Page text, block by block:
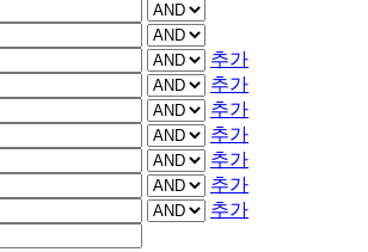
추가
추가
추가
추가
추가
추가
추가